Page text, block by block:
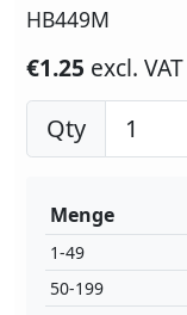
HB449M
€1.25 excl. VAT
Qty
Menge
1-49
50-199